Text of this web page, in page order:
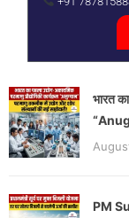
भारत
PM